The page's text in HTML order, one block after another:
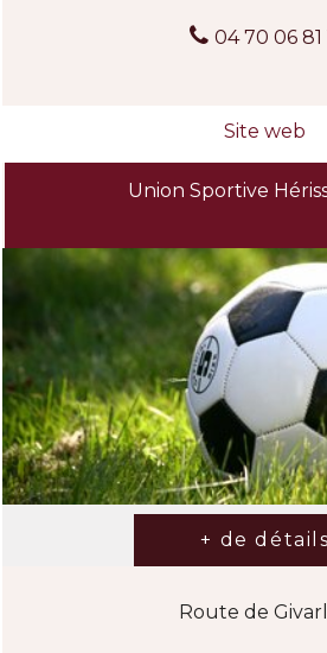
04 70 06 81
Union Sportive
Route de